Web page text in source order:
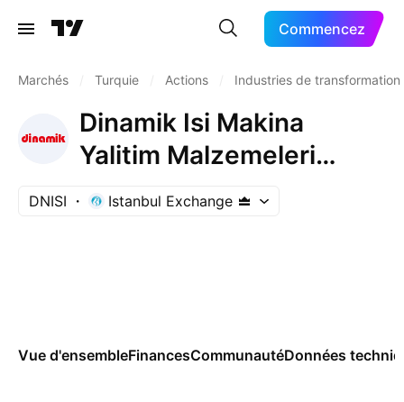
Commencez
Marchés Turquie Actions Industries de transformation
Dinamik Isi Makina
Yalitim Malzemeleri
Sanayi ve Ticaret AS
DNISI Istanbul Exchange
Vue d'ensembleFinancesCommunautéDonnées